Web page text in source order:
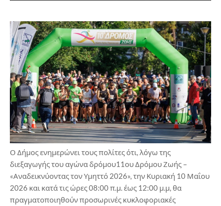
Ο Δήμος ενημερώνει τους πολίτες ότι, λόγω της
διεξαγωγής του αγώνα δρόμου11ου Δρόμου Ζωής –
«Αναδεικνύοντας τον Υμηττό 2026», την Κυριακή 10 Μαΐου
2026 και κατά τις ώρες 08:00 π.μ. έως 12:00 μ.μ, θα
πραγματοποιηθούν προσωρινές κυκλοφοριακές